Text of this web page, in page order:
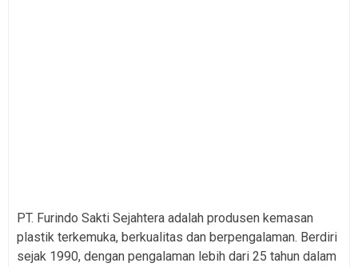
PT. Furindo Sakti Sejahtera adalah produsen kemasan
plastik terkemuka, berkualitas dan berpengalaman. Berdiri
sejak 1990, dengan pengalaman lebih dari 25 tahun dalam